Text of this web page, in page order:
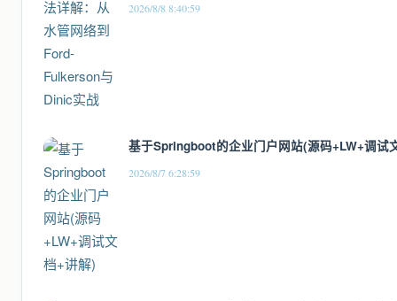
2026/8/8 8:40:59
基于Springboot的企业门户网站(源码+LW+调试
2026/8/7 6:28:59